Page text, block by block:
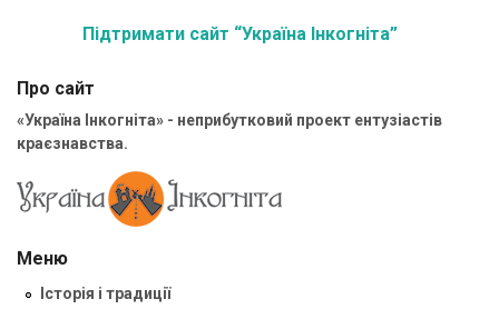
Підтримати сайт “Україна Інкогніта”
Про сайт
«Україна Інкогніта» - неприбутковий проект ентузіастів
краєзнавства.
Меню
Історія і традиції